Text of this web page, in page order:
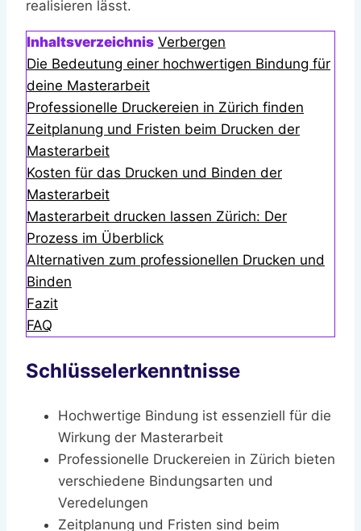
realisieren lässt.
Inhaltsverzeichnis Verbergen
Die Bedeutung einer hochwertigen Bindung für
deine Masterarbeit
Professionelle Druckereien in Zürich finden
Zeitplanung und Fristen beim Drucken der
Masterarbeit
Kosten für das Drucken und Binden der
Masterarbeit
Masterarbeit drucken lassen Zürich: Der
Prozess im Überblick
Alternativen zum professionellen Drucken und
Binden
Fazit
FAQ
Schlüsselerkenntnisse
Hochwertige Bindung ist essenziell für die
Wirkung der Masterarbeit
Professionelle Druckereien in Zürich bieten
verschiedene Bindungsarten und
Veredelungen
Zeitplanung und Fristen sind beim